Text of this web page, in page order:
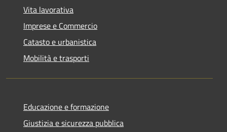
Vita lavorativa
Imprese e Commercio
Catasto e urbanistica
Mobilità e trasporti
Educazione e formazione
Giustizia e sicurezza pubblica